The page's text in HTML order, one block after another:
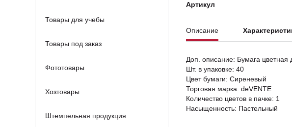
Товары для учебы
Товары под заказ
Фототовары
Хозтовары
Штемпельная продукция
Артикул
Описание
Доп. описание: Бумага цветная
Шт. в упаковке: 40
Цвет бумаги: Сиреневый
Торговая марка: deVENTE
Количество цветов в пачке: 1
Насыщенность: Пастельный